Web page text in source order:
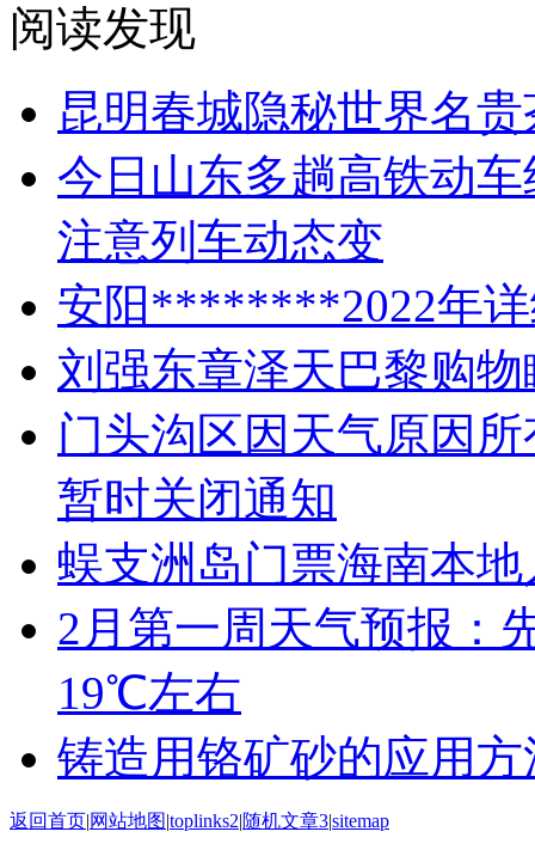
阅读发现
昆明春城隐秘世界名
今日山东多趟高铁动
注意列车动态变
安阳********2022年
刘强东章泽天巴黎购
门头沟区因天气原因
暂时关闭通知
蜈支洲岛门票海南本
2月第一周天气预报：
19℃左右
铸造用铬矿砂的应用
返回首页|网站地图|toplinks2|随机文章3|sitemap